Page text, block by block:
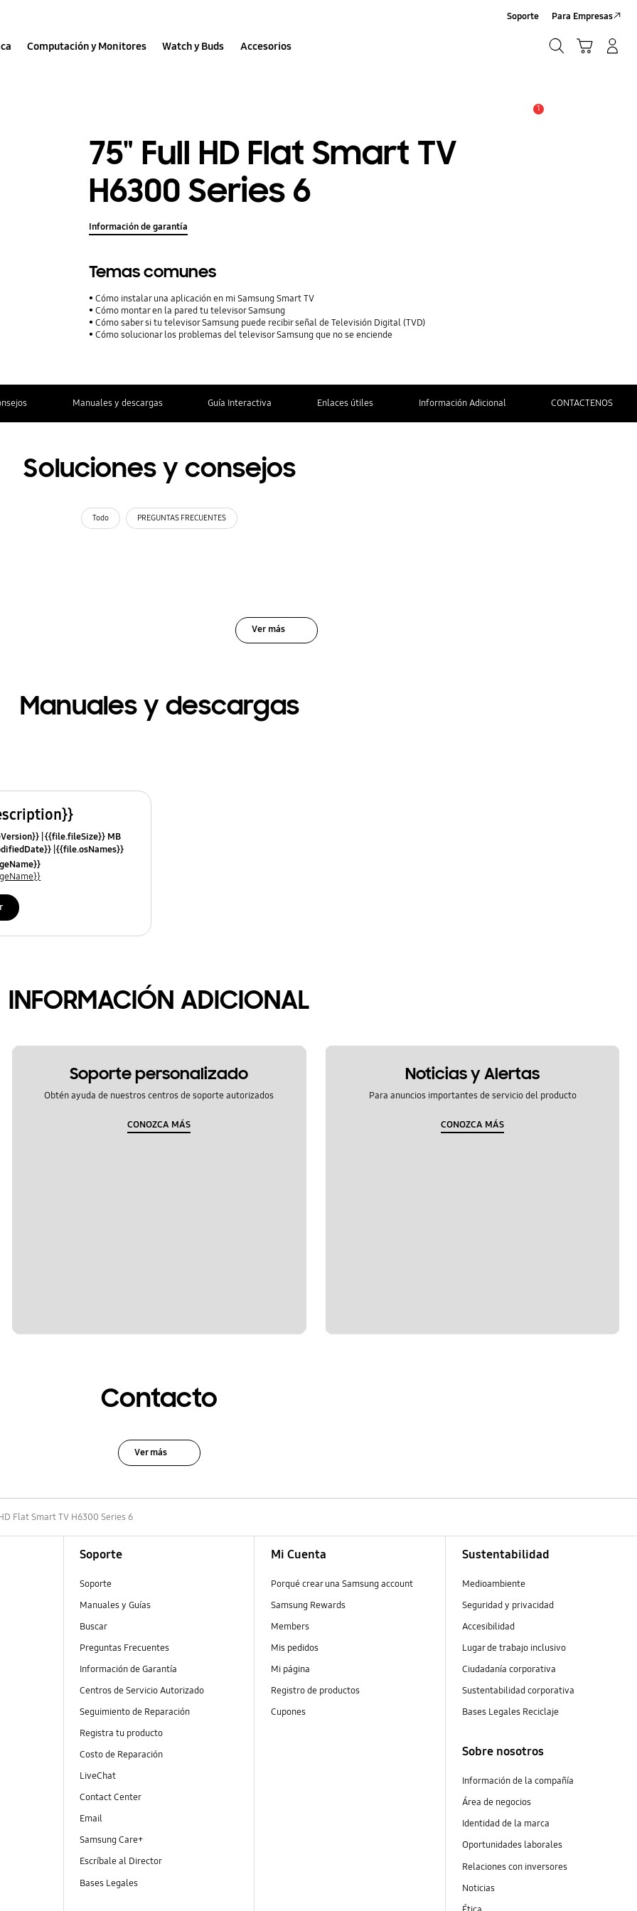
Computación y Monitores Watch y Buds Accesorios
Soporte Para Empresas
1
75" Full HD Flat Smart TV
H6300 Series 6
Información de garantía
Temas comunes
Cómo instalar una aplicación en mi Samsung Smart TV
Cómo montar en la pared tu televisor Samsung
Cómo saber si tu televisor Samsung puede recibir señal de Televisión Digital (TVD)
Cómo solucionar los problemas del televisor Samsung que no se enciende
Manuales y descargas Guía Interactiva Enlaces útiles Información Adicional CONTACTENOS
Soluciones y consejos
Todo PREGUNTAS FRECUENTES
Ver más
Manuales y descargas
{{file.fileSize}} MB
{{file.osNames}}
INFORMACIÓN ADICIONAL
Soporte personalizado
Obtén ayuda de nuestros centros de soporte autorizados
CONOZCA MÁS
Noticias y Alertas
Para anuncios importantes de servicio del producto
CONOZCA MÁS
Contacto
Ver más
Flat Smart TV H6300 Series 6
Soporte
Soporte
Manuales y Guías
Buscar
Preguntas Frecuentes
Información de Garantía
Centros de Servicio Autorizado
Seguimiento de Reparación
Registra tu producto
Costo de Reparación
LiveChat
Contact Center
Email
Samsung Care+
Escríbale al Director
Bases Legales
Mi Cuenta
Porqué crear una Samsung account
Samsung Rewards
Members
Mis pedidos
Mi página
Registro de productos
Cupones
Sustentabilidad
Medioambiente
Seguridad y privacidad
Accesibilidad
Lugar de trabajo inclusivo
Ciudadanía corporativa
Sustentabilidad corporativa
Bases Legales Reciclaje
Sobre nosotros
Información de la compañía
Área de negocios
Identidad de la marca
Oportunidades laborales
Relaciones con inversores
Noticias